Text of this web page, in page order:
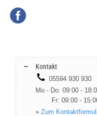
Kontakt
05594 930 930
Mo - Do: 09:00 -
Fr: 09:00 -
» Zum